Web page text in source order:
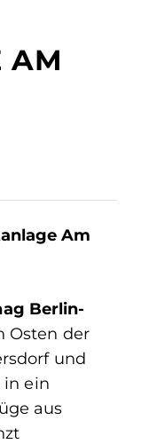
AM
Am
Berlin-
Osten der
und
in ein
aus